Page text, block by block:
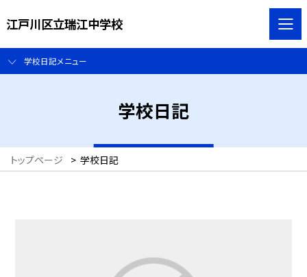
江戸川区立瑞江中学校
学校日記メニュー
学校日記
トップページ > 学校日記